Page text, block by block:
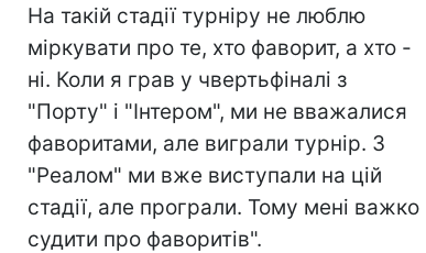
На такій стадії турніру не люблю
міркувати про те, хто фаворит, а хто -
ні. Коли я грав у чвертьфіналі з
"Порту" і "Інтером", ми не вважалися
фаворитами, але виграли турнір. З
"Реалом" ми вже виступали на цій
стадії, але програли. Тому мені важко
судити про фаворитів".